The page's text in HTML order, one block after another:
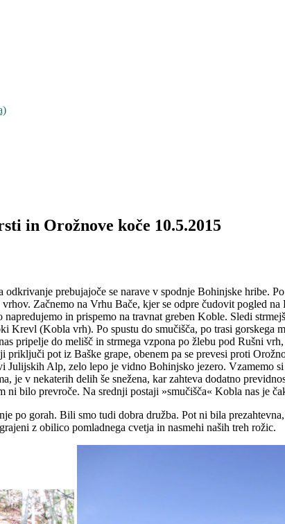
in Orožnove koče 10.5.2015
odkrivanje prebujajoče se narave v spodnje Bohinjske hribe.
Začnemo na Vrhu Bače, kjer se odpre čudovit pogled
in prispemo na travnat greben Koble. Sledi
Krevl (Kobla vrh). Po spustu do smučišča, po trasi
pripelje do melišč in strmega vzpona po žlebu pod Rušni
priključi pot iz Baške grape, obenem pa se prevesi proti
Alp, zelo lepo je vidno Bohinjsko jezero. Vzamemo
je v nekaterih delih še snežena, kar zahteva dodatno
ni bilo prevroče. Na srednji postaji »smučišča« Kobla nas je
po gorah. Bili smo tudi dobra družba. Pot ni bila
z obilico pomladnega cvetja in nasmehi naših treh rožic.